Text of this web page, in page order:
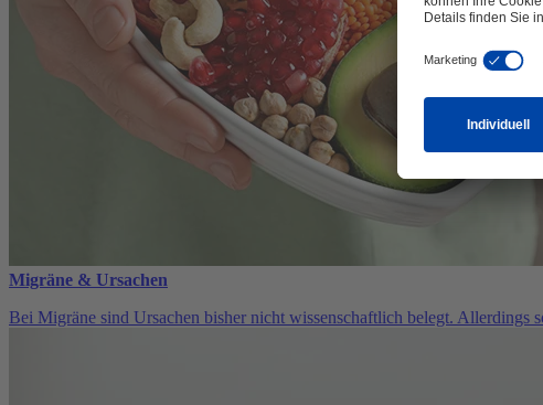
Migräne & Ursachen
Bei Migräne sind Ursachen bisher nicht wissenschaftlich belegt. Allerdings